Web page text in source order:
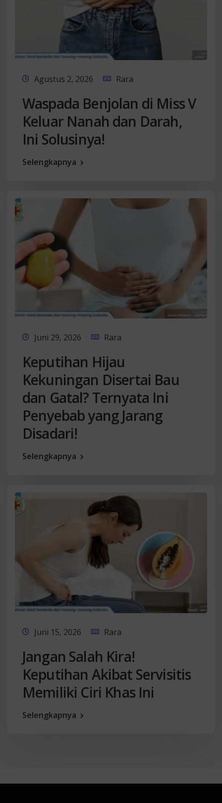
Agustus 2, 2026 Rara
Waspada Benjolan di Miss V
Keluar Nanah dan Darah,
Ini Solusinya!
Selengkapnya
Juni 29, 2026 Rara
Keputihan Hijau
Kekuningan Disertai Bau
dan Gatal? Ternyata Ini
Penyebab yang Jarang
Disadari!
Selengkapnya
Juni 15, 2026 Rara
Jangan Salah Kira!
Keputihan Akibat Servisitis
Memiliki Ciri Khas Ini
Selengkapnya